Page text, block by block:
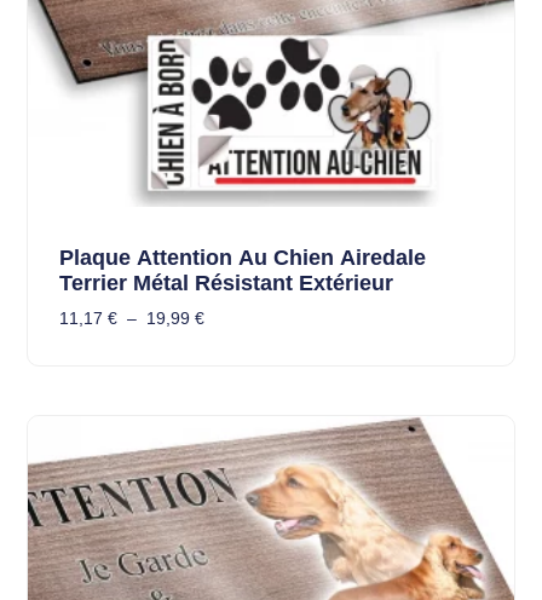
Plaque Attention Au Chien Airedale
Terrier Métal Résistant Extérieur
11,17 € – 19,99 €